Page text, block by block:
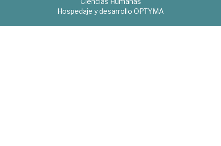
Hospedaje y desarrollo OPTYMA